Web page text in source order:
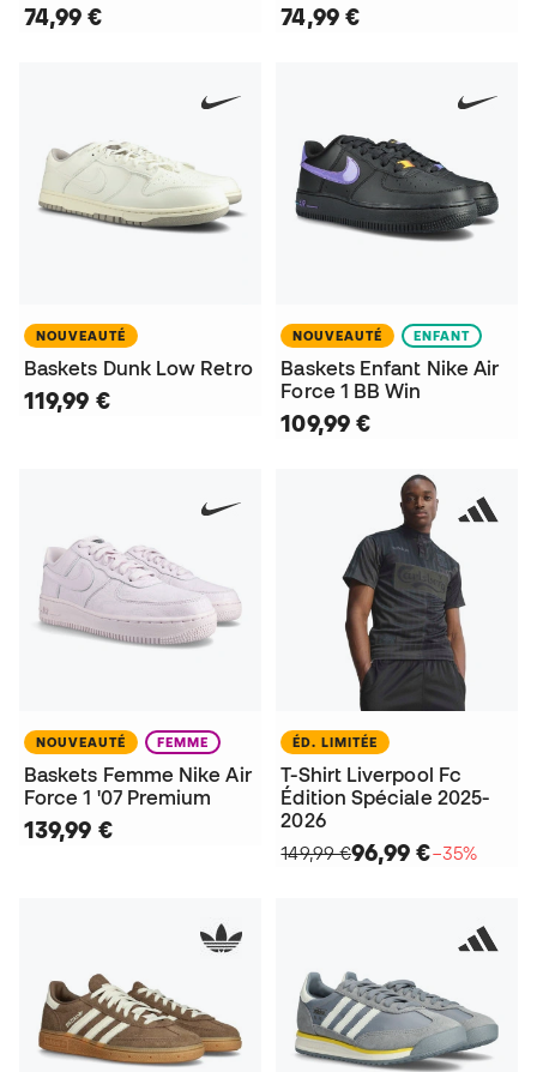
74,99 € 74,99 €
NOUVEAUTÉ
Baskets Dunk Low Retro
119,99 €
NOUVEAUTÉ ENFANT
Baskets Enfant Nike Air
Force 1 BB Win
109,99 €
NOUVEAUTÉ FEMME
Baskets Femme Nike Air
Force 1 '07 Premium
139,99 €
ÉD. LIMITÉE
T-Shirt Liverpool Fc
Édition Spéciale 2025-
2026
149,99 €96,99 €−35%